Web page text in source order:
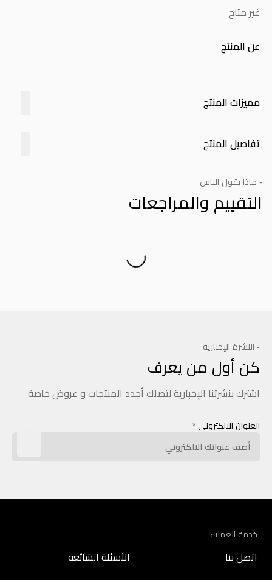
غير متاح
عن المنتج
مميزات المنتج
تفاصيل المنتج
- ماذا يقول الناس
التقييم والمراجعات
- النشرة الإخبارية
كن أول من يعرف
اشترك بنشرتنا الإخبارية لتصلك أجدد المنتجات و عروض خاصة
العنوان الالكتروني *
خدمة العملاء
اتصل بنا الأسئلة الشائعة